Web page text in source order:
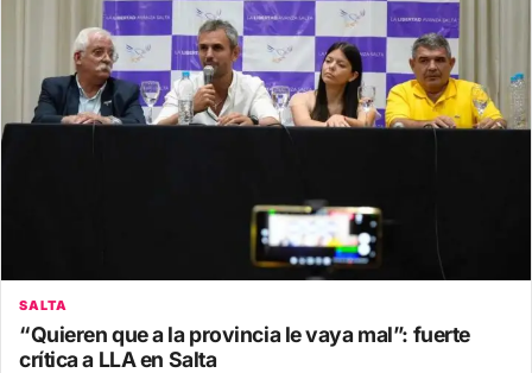
SALTA
“Quieren que a la provincia le vaya mal”: fuerte
crítica a LLA en Salta